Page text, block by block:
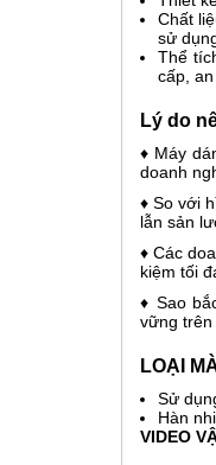
Chất
sử
Thể
cấp,
Lý do
♦ Máy
doanh
♦ So với
lẫn sản
♦ Các
kiệm tối
♦ Sao
vững
LOẠI
Sử
Hàn
VIDEO